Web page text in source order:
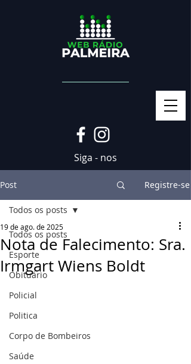
Siga - nos
Post Registre-se
Todos os posts
Esporte
Obituário
Policial
Politica
Corpo de Bombeiros
Saúde
Todos os posts
Nota de Falecimento: Sra.
Irmgart Wiens Boldt
19 de ago. de 2025